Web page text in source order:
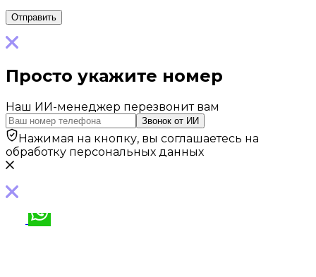
Просто укажите номер
Наш ИИ-менеджер перезвонит вам
Звонок от ИИ
Нажимая на кнопку, вы соглашаетесь на
обработку персональных данных